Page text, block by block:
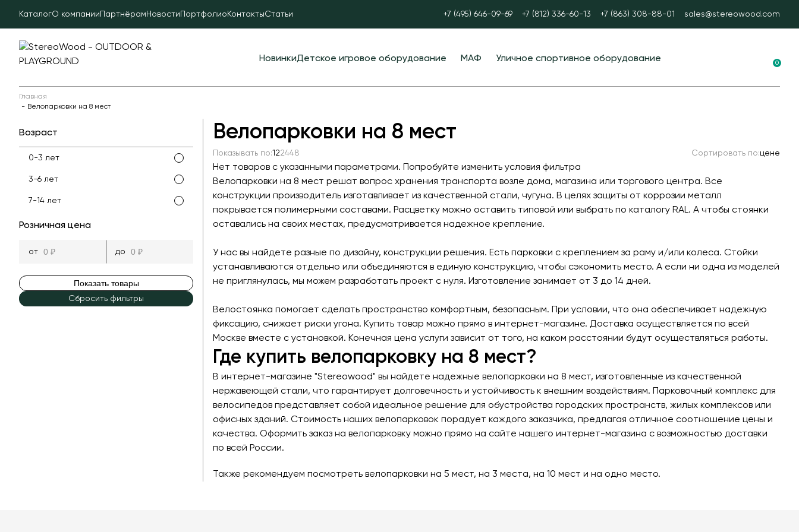
КаталогО компании Партнёрам Новости Портфолио КонтактыСтатьи +7 (495) 646-09-69 +7 (812) 336-60-13 +7 (863) 308-88-01 sales@stereowood.com
НовинкиДетское игровое оборудование
Детские горки
Полосы препятствий
Пространственные сетки
Балансиры
Детские карусели
Качалки на пружине
Игровые домики
Канатные дороги
Песочницы
Игровые элементы
Теневые навесы для детских садов
Встраиваемые уличные батуты
МАФ
Велопарковки
Контейнерные площадки для ТБО
Навесы и беседки
Перголы
Стенды и указатели
Умный город
Оборудование для выгула и
дрессировки собак
Показать все товары
Уличное спортивное оборудование
УРБАНИКА спорт
Теннисные столы
Футбольные ворота
трибуны
0
Главная
Велопарковки на 8 мест
Возраст
0-3 лет
3-6 лет
7-14 лет
Розничная цена
Показать товары
Сбросить фильтры
Велопарковки на 8 мест
Показывать по:122448 Сортировать по:цене
Нет товаров с указанными параметрами. Попробуйте изменить условия фильтра
Велопарковки на 8 мест решат вопрос хранения транспорта возле дома, магазина или торгового центра. Все
конструкции производитель изготавливает из качественной стали, чугуна. В целях защиты от коррозии металл
покрывается полимерными составами. Расцветку можно оставить типовой или выбрать по каталогу RAL. А чтобы стоянки
оставались на своих местах, предусматривается надежное крепление.
У нас вы найдете разные по дизайну, конструкции решения. Есть парковки с креплением за раму и/или колеса. Стойки
устанавливаются отдельно или объединяются в единую конструкцию, чтобы сэкономить место. А если ни одна из моделей
не приглянулась, мы можем разработать проект с нуля. Изготовление занимает от 3 до 14 дней.
Велостоянка помогает сделать пространство комфортным, безопасным. При условии, что она обеспечивает надежную
фиксацию, снижает риски угона. Купить товар можно прямо в интернет-магазине. Доставка осуществляется по всей
Москве вместе с установкой. Конечная цена услуги зависит от того, на каком расстоянии будут осуществляться работы.
Где купить велопарковку на 8 мест?
В интернет-магазине "Stereowood" вы найдете надежные велопарковки на 8 мест, изготовленные из качественной
нержавеющей стали, что гарантирует долговечность и устойчивость к внешним воздействиям. Парковочный комплекс для
велосипедов представляет собой идеальное решение для обустройства городских пространств, жилых комплексов или
офисных зданий. Стоимость наших велопарковок порадует каждого заказчика, предлагая отличное соотношение цены и
качества. Оформить заказ на велопарковку можно прямо на сайте нашего интернет-магазина с возможностью доставки
по всей России.
Также рекомендуем посмотреть велопарковки на 5 мест, на 3 места, на 10 мест и на одно место.